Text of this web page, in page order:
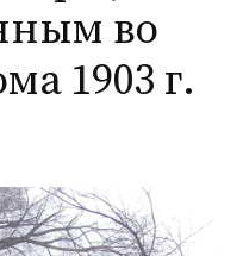
во
1903 г.